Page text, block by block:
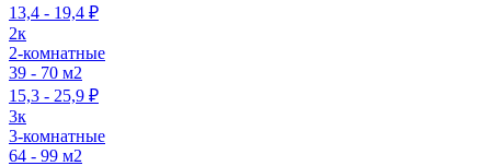
13,4 - 19,4 ₽
2к
2-комнатные
39 - 70 м2
15,3 - 25,9 ₽
3к
3-комнатные
64 - 99 м2